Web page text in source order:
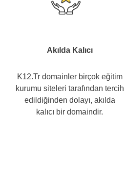
Akılda Kalıcı
K12.Tr domainler birçok eğitim
kurumu siteleri tarafından tercih
edildiğinden dolayı, akılda
kalıcı bir domaindir.